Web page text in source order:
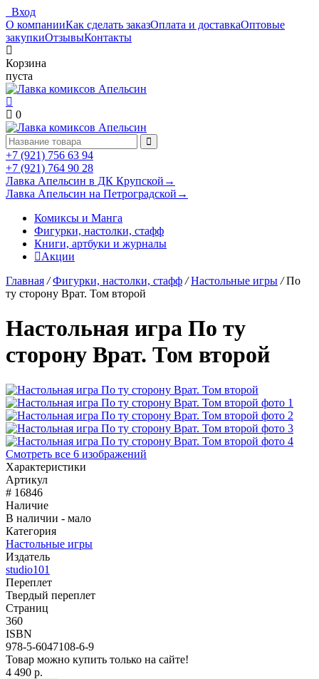
Вход
О компанииКак сделать заказОплата и доставкаОптовые
закупкиОтзывыКонтакты
Корзина
пуста
0
+7 (921) 756 63 94
+7 (921) 764 90 28
Лавка Апельсин в ДК Крупской →
Лавка Апельсин на Петроградской →
Комиксы и Манга
Фигурки, настолки, стафф
Книги, артбуки и журналы
Акции
Главная / Фигурки, настолки, стафф / Настольные игры / По
ту сторону Врат. Том второй
Настольная игра По ту
сторону Врат. Том второй
Смотреть все 6 изображений
Характеристики
Артикул
# 16846
Наличие
В наличии - мало
Категория
Настольные игры
Издатель
studio101
Переплет
Твердый переплет
Страниц
360
ISBN
978-5-6047108-6-9
Товар можно купить только на сайте!
4 490 р.